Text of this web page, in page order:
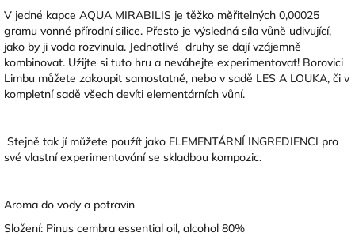
V jedné kapce AQUA MIRABILIS je těžko měřitelných 0,00025
gramu vonné přírodní silice. Přesto je výsledná síla vůně udivující,
jako by ji voda rozvinula. Jednotlivé druhy se dají vzájemně
kombinovat. Užijte si tuto hru a neváhejte experimentovat! Borovici
Limbu můžete zakoupit samostatně, nebo v sadě LES A LOUKA, či v
kompletní sadě všech devíti elementárních vůní.
Stejně tak jí můžete použít jako ELEMENTÁRNÍ INGREDIENCI pro
své vlastní experimentování se skladbou kompozic.
Aroma do vody a potravin
Složení: Pinus cembra essential oil, alcohol 80%